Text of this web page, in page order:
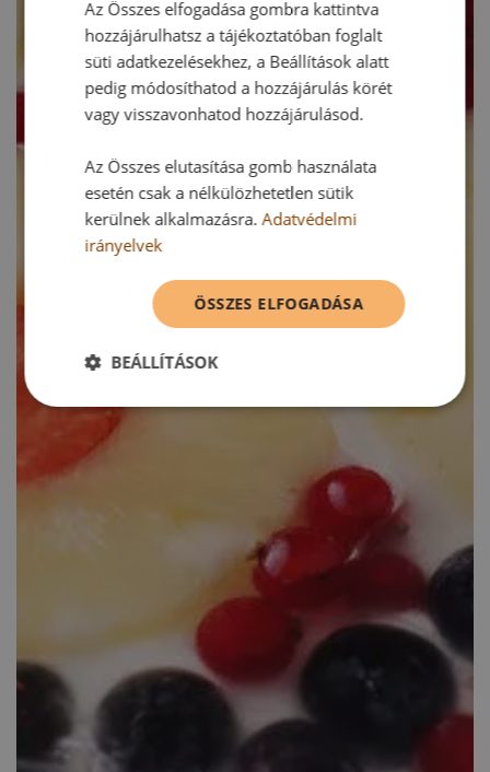
Az Összes elfogadása gombra kattintva
hozzájárulhatsz a tájékoztatóban foglalt
süti adatkezelésekhez, a Beállítások alatt
pedig módosíthatod a hozzájárulás körét
vagy visszavonhatod hozzájárulásod.
Az Összes elutasítása gomb használata
esetén csak a nélkülözhetetlen sütik
kerülnek alkalmazásra.Adatvédelmi
irányelvek
ÖSSZES ELFOGADÁSA
BEÁLLÍTÁSOK